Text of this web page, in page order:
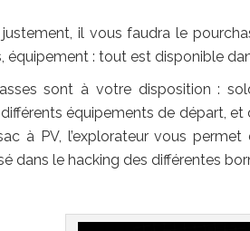
il vous faudra le
équipement : tout est disponible
sont à votre disposition :
équipements de départ,
à PV, l’explorateur vous
dans le hacking des différentes